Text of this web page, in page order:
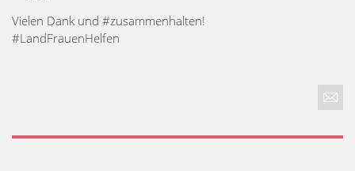
Vielen Dank und #zusammenhalten!
#LandFrauenHelfen